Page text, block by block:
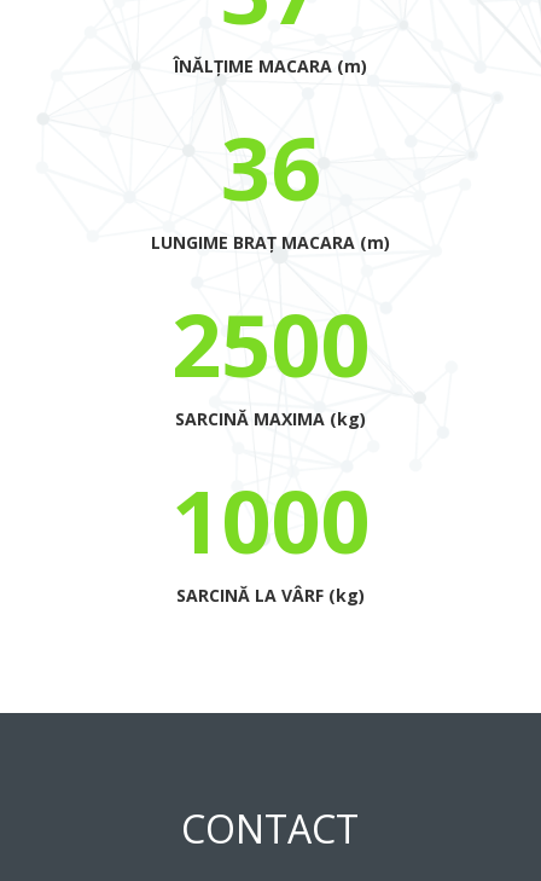
ÎNĂLȚIME MACARA (m)
36
LUNGIME BRAȚ MACARA (m)
2500
SARCINĂ MAXIMA (kg)
1000
SARCINĂ LA VÂRF (kg)
CONTACT